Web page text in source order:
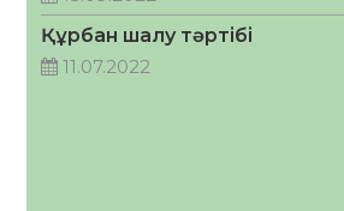
05.08.2026
Құрбан шалу тәртібі
11.07.2022